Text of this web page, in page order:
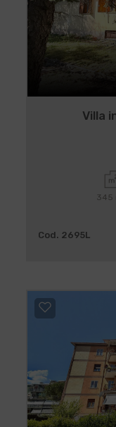
Villa
345
Cod. 2695L